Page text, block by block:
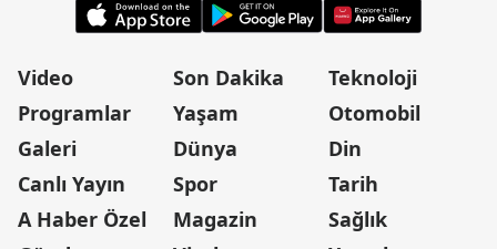
Video
Programlar
Galeri
Canlı Yayın
A Haber Özel
Son Dakika
Yaşam
Dünya
Spor
Magazin
Teknoloji
Otomobil
Din
Tarih
Sağlık